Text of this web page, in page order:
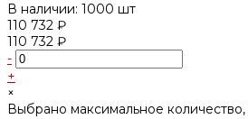
В наличии: 1000 шт
110 732 ₽
110 732 ₽
-
+
×
Выбрано максимальное количество,